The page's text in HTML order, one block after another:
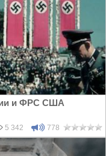
и ФРС США
5 342 778